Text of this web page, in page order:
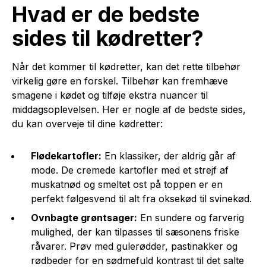
Hvad er de bedste
sides til kødretter?
Når det kommer til kødretter, kan det rette tilbehør
virkelig gøre en forskel. Tilbehør kan fremhæve
smagene i kødet og tilføje ekstra nuancer til
middagsoplevelsen. Her er nogle af de bedste sides,
du kan overveje til dine kødretter:
Flødekartofler: En klassiker, der aldrig går af
mode. De cremede kartofler med et strejf af
muskatnød og smeltet ost på toppen er en
perfekt følgesvend til alt fra oksekød til svinekød.
Ovnbagte grøntsager: En sundere og farverig
mulighed, der kan tilpasses til sæsonens friske
råvarer. Prøv med gulerødder, pastinakker og
rødbeder for en sødmefuld kontrast til det salte